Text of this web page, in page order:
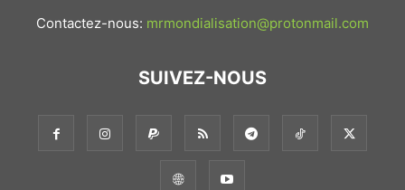
Contactez-nous: mrmondialisation@protonmail.com
SUIVEZ-NOUS